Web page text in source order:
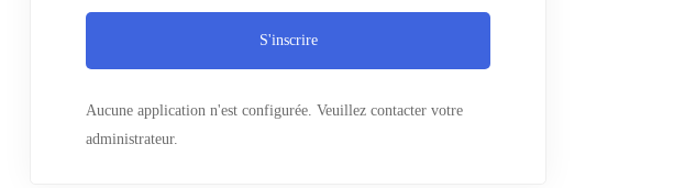
S'inscrire
Aucune application n'est configurée. Veuillez contacter votre
administrateur.